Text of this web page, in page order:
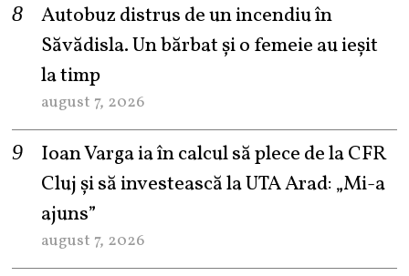
Autobuz distrus de un incendiu în
Săvădisla. Un bărbat și o femeie au ieșit
la timp
august 7, 2026
Ioan Varga ia în calcul să plece de la CFR
Cluj și să investească la UTA Arad: „Mi-a
ajuns”
august 7, 2026